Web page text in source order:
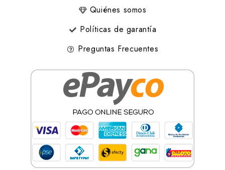
Quiénes somos
Políticas de garantía
Preguntas Frecuentes